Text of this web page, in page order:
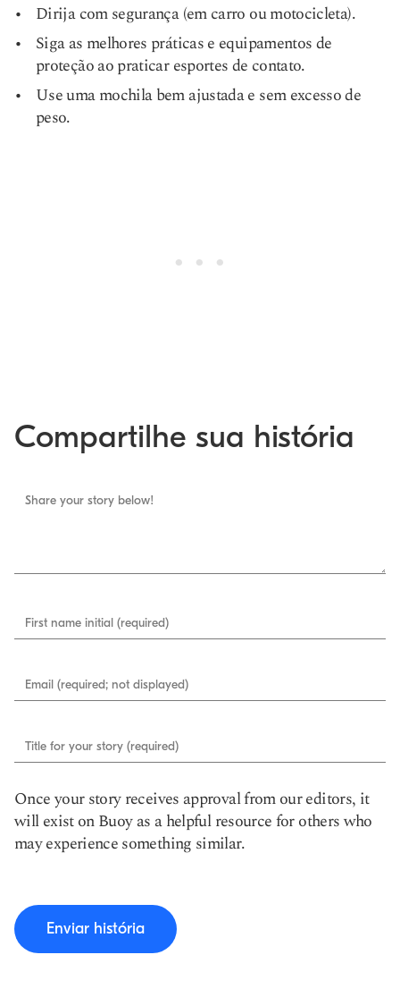
Dirija com segurança (em carro ou motocicleta).
Siga as melhores práticas e equipamentos de
proteção ao praticar esportes de contato.
Use uma mochila bem ajustada e sem excesso de
peso.
Compartilhe sua história
Share your story below!
First name initial (required)
Email (required; not displayed)
Title for your story (required)
Once your story receives approval from our editors, it
will exist on Buoy as a helpful resource for others who
may experience something similar.
Enviar história